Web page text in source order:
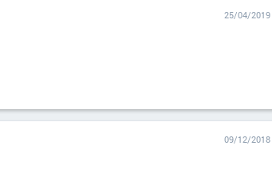
25/04/2019
09/12/2018